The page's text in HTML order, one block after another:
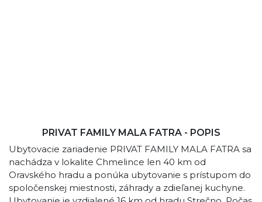
PRIVAT FAMILY MALA FATRA - POPIS
Ubytovacie zariadenie PRIVAT FAMILY MALA FATRA sa
nachádza v lokalite Chmelince len 40 km od
Oravského hradu a ponúka ubytovanie s prístupom do
spoločenskej miestnosti, záhrady a zdieľanej kuchyne.